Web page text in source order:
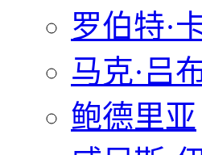
罗伯特·
马克·吕
鲍德里亚